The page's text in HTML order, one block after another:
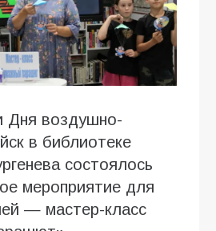
Дня воздушно-
в библиотеке
состоялось
мероприятие для
— мастер-класс